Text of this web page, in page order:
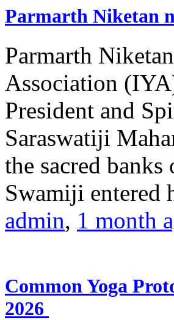
Parmarth Niketan
Parmarth
Association
President and
Saraswatiji
the sacred
Swamiji entered
admin, 1 month
Common Yoga
2026